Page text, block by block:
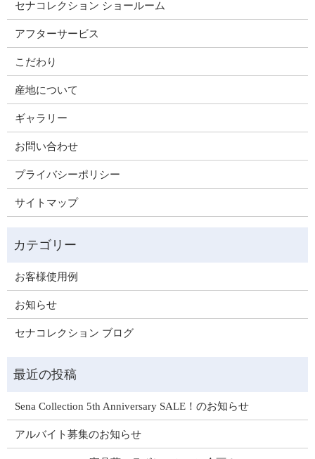
セナコレクション ショールーム
アフターサービス
こだわり
産地について
ギャラリー
お問い合わせ
プライバシーポリシー
サイトマップ
お客様使用例
お知らせ
セナコレクション ブログ
Sena Collection 5th Anniversary SALE！のお知らせ
アルバイト募集のお知らせ